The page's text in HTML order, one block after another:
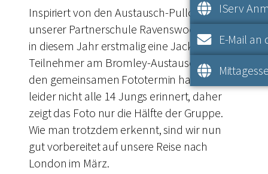
Inspiriert von den Austausch-Pullovern
unserer Partnerschule Ravenswood gibt es
in diesem Jahr erstmalig eine Jacke für die
Teilnehmer am Bromley-Austausch. An
den gemeinsamen Fototermin haben sich
leider nicht alle 14 Jungs erinnert, daher
zeigt das Foto nur die Hälfte der Gruppe.
Wie man trotzdem erkennt, sind wir nun
gut vorbereitet auf unsere Reise nach
London im März.
IServ
E-Mail an